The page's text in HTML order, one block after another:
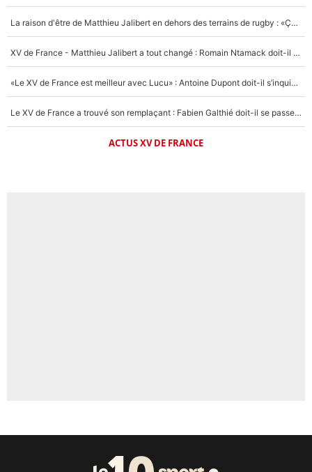
La raison d'être de Matthieu Jalibert en dehors des terrains de rugby : «Ça m'atteint autant que si tu touches à un membre de ma famille»
XV de France - Matthieu Jalibert a tout changé : Romain Ntamack doit-il s’inquiéter pour sa place à un an de la Coupe du monde ?
«Le XV de France est meilleur avec Lucu» : Antoine Dupont doit-il s’inquiéter pour sa place ?
Le XV de France a trouvé son remplaçant : Fabien Galthié doit-il se passer d'Antoine Dupont ?
ACTUS XV DE FRANCE